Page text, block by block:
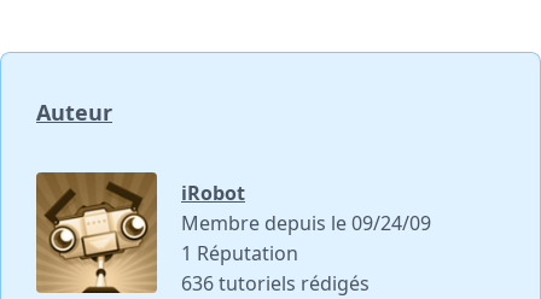
Auteur
iRobot
Membre depuis le 09/24/09
1 Réputation
636 tutoriels rédigés